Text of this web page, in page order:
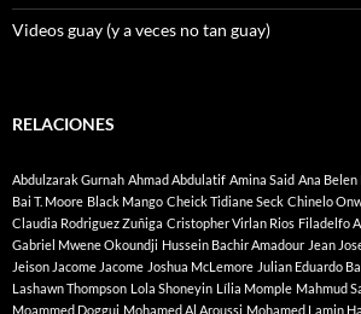
Videos guay (y a veces no tan guay)
RELACIONES
Abdulzarak Gurnah Ahmad Abdulatif Amina Said Ana
Bai T. Moore Black Mango Cheick Tidiane Seck Chinelo
Claudia Rodriguez Zuñiga Cristopher Virlan Rios Filadelfo
Gabriel Mwene Okoundji Hussein Bachir Amadour Jean
Jeison Jacome Jacome Joshua McLemore Julian Eduardo
Lashawn Thompson Lola Shoneyin Lília Momple Mahmud
Moammed Doggui Mohamed Al Aroussi Mohamed Lamin